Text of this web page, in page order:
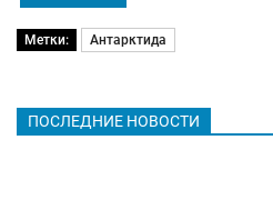
Метки: Антарктида
ПОСЛЕДНИЕ НОВОСТИ